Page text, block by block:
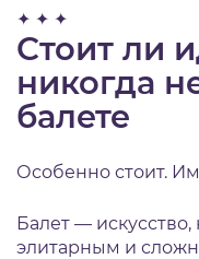
✦ ✦ ✦
Стоит ли
никогда
балете
Особенно стоит.
Балет — искусство,
элитарным и